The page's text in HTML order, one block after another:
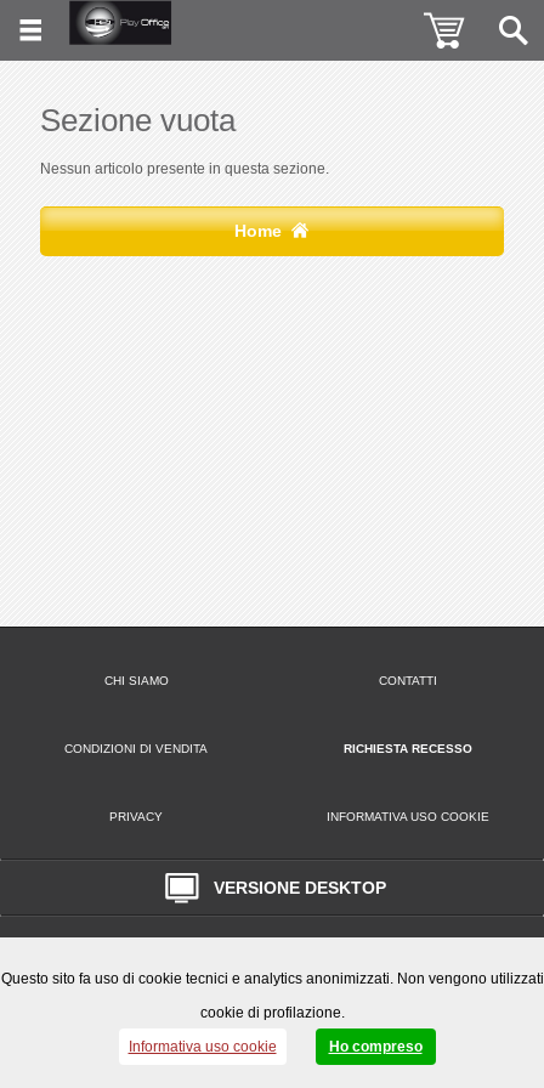
Sezione vuota
Nessun articolo presente in questa sezione.
Home
CHI SIAMO CONTATTI
CONDIZIONI DI VENDITA RICHIESTA RECESSO
PRIVACY INFORMATIVA USO COOKIE
VERSIONE DESKTOP
P.I. / C.F. 08786301005 CCIAA ROMA REA N. 1119584 Cap. Soc. € 10.000,
Questo sito fa uso di cookie tecnici e analytics anonimizzati. Non vengono utilizzati
cookie di profilazione.
Informativa uso cookie
Ho compreso